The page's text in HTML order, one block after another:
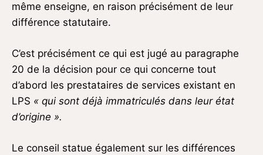
même enseigne, en raison précisément de leur
différence statutaire.
C’est précisément ce qui est jugé au paragraphe
20 de la décision pour ce qui concerne tout
d’abord les prestataires de services existant en
LPS « qui sont déjà immatriculés dans leur état
d’origine ».
Le conseil statue également sur les différences